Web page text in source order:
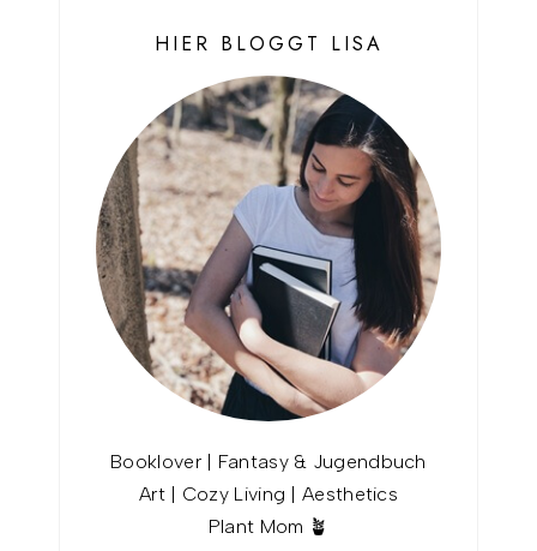
HIER BLOGGT LISA
Booklover | Fantasy & Jugendbuch
Art | Cozy Living | Aesthetics
Plant Mom 🪴